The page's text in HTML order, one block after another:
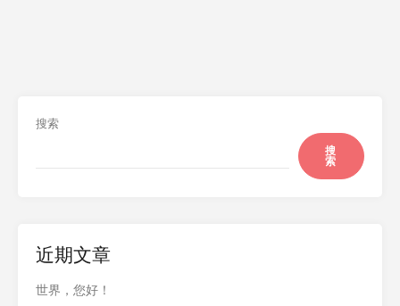
搜索
搜
索
近期文章
世界，您好！